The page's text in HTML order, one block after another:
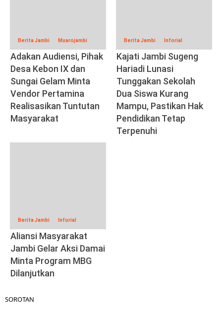
Berita Jambi Muarojambi
Adakan Audiensi, Pihak
Desa Kebon IX dan
Sungai Gelam Minta
Vendor Pertamina
Realisasikan Tuntutan
Masyarakat
Berita Jambi Inforial
Kajati Jambi Sugeng
Hariadi Lunasi
Tunggakan Sekolah
Dua Siswa Kurang
Mampu, Pastikan Hak
Pendidikan Tetap
Terpenuhi
Berita Jambi Inforial
Aliansi Masyarakat
Jambi Gelar Aksi Damai
Minta Program MBG
Dilanjutkan
SOROTAN